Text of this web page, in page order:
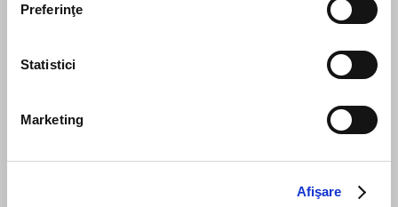
Preferinţe
Statistici
Marketing
Afişare